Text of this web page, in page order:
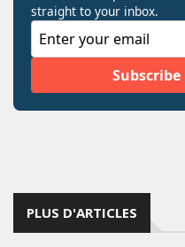
PLUS D'ARTICLES